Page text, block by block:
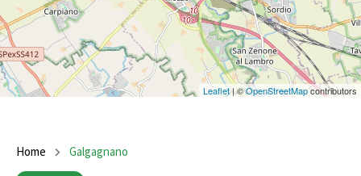
Leaflet| ©OpenStreetMapcontributors
Home Galgagnano